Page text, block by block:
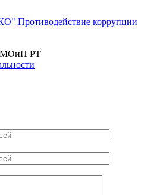
Противодействие коррупции
РТ